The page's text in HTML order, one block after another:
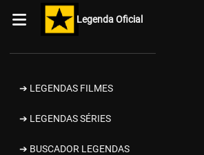
Legenda Oficial
➔ LEGENDAS FILMES
➔ LEGENDAS SÉRIES
➔ BUSCADOR LEGENDAS